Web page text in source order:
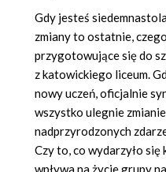
Gdy jesteś
zmiany to ostatnie,
przygotowujące się do
z katowickiego liceum.
nowy uczeń, oficjalnie
wszystko ulegnie
nadprzyrodzonych
Czy to, co wydarzyło
wpływa na życie grupy